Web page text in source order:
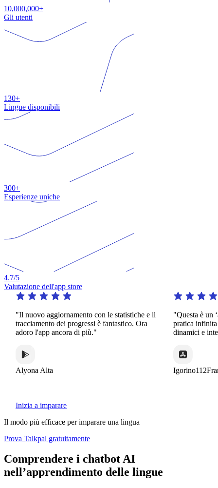
10,000,000+
Gli utenti
130+
Lingue disponibili
300+
Esperienze uniche
4.7/5
Valutazione dell'app store
"Il nuovo aggiornamento con le statistiche e il
tracciamento dei progressi è fantastico. Ora
adoro l'app ancora di più."
Alyona Alta
"Questa è un
pratica infinita in
dinamici e
Igorino112France
Inizia a imparare
Il modo più efficace per imparare una lingua
Prova Talkpal gratuitamente
Comprendere i chatbot AI
nell’apprendimento delle lingue